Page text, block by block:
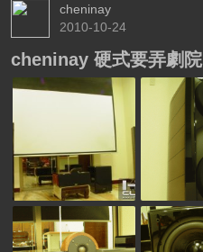
cheninay
2010-10-24
cheninay 硬式要弄劇院